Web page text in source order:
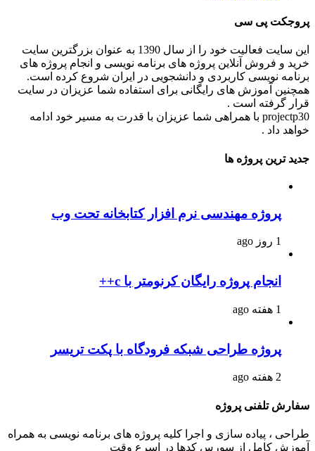
پروجکت پی سی
این سایت فعالیت خود را از سال 1390 به عنوان بزرگترین سایت
خرید و فروش آنلاین پروژه های برنامه نویسی و انجام پروژه های
برنامه نویسی کاربردی و دانشجویی در ایران شروع کرده است.
همچنین آموزش های رایگانی برای استفاده شما عزیزان در سایت
قرار گرفته است .
projectp30 با همراهی شما عزیزان با قدرت به مسیر خود ادامه
خواهد داد .
جدید ترین پروژه ها
پروژه مهندسی نرم افزار کتابخانه تحت وب
1 روز ago
انجام پروژه رایگان کرنومتر با c++
1 هفته ago
پروژه طراحی شبکه فرودگاه با پکت تریسر
2 هفته ago
سفارش تلفنی پروژه
طراحی ، پیاده سازی و اجرا کلیه پروژه های برنامه نویسی به همراه
آموزش کامل از سورس کدها در اسرع وقت